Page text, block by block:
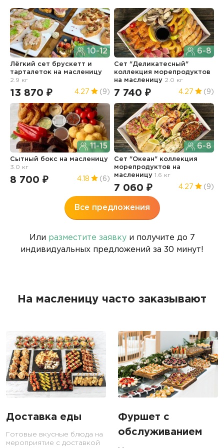
10-12
Лёгкий сет брускетт и
тарталеток на масленицу
2.9 кг
13 870 ₽ 4.27 (9)
6-8
Сет "Деликатесный"
коллекция морепродуктов
на масленицу 2.0 кг
7 740 ₽ 4.27 (9)
11-15
Сытный бокс на масленицу
3.0 кг
8 700 ₽ 4.18 (6)
6-8
Сет "Океан" коллекция
морепродуктов на
масленицу 1.6 кг
7 060 ₽ 4.27 (9)
Все предложения
Или разместите заявкуи получите до 7
индивидуальных предложений за 30 минут!
На масленицу часто заказывают
Доставка еды
Готовые вкусные блюда на
мероприятие с доставкой
Фуршет с
обслуживанием